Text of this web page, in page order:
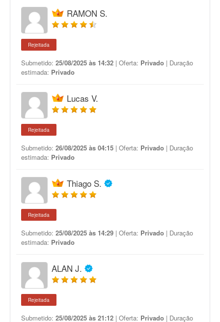
RAMON S.
Rejeitada
Submetido: 25/08/2025 às 14:32 | Oferta: Privado | Duração
estimada: Privado
Lucas V.
Rejeitada
Submetido: 26/08/2025 às 04:15 | Oferta: Privado | Duração
estimada: Privado
Thiago S.
Rejeitada
Submetido: 25/08/2025 às 14:29 | Oferta: Privado | Duração
estimada: Privado
ALAN J.
Rejeitada
Submetido: 25/08/2025 às 21:12 | Oferta: Privado | Duração